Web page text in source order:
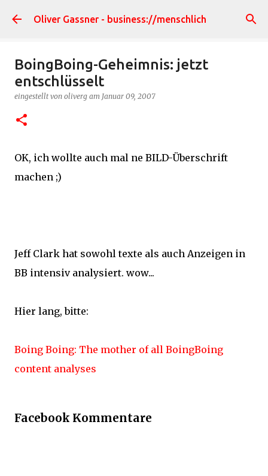
Direkt zum Hauptbereich
Oliver Gassner - business://menschlich
BoingBoing-Geheimnis: jetzt
entschlüsselt
eingestellt von oliverg am Januar 09, 2007
OK, ich wollte auch mal ne BILD-Überschrift
machen ;)
Jeff Clark hat sowohl texte als auch Anzeigen in
BB intensiv analysiert. wow...
Hier lang, bitte:
Boing Boing: The mother of all BoingBoing
content analyses
Facebook Kommentare